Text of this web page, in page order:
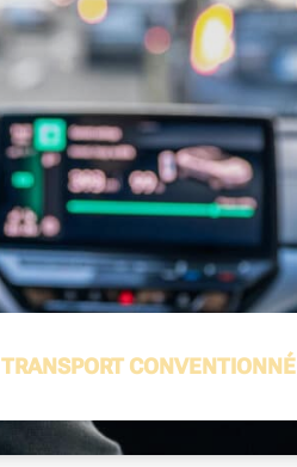
TRANSPORT CONVENTIONNÉ